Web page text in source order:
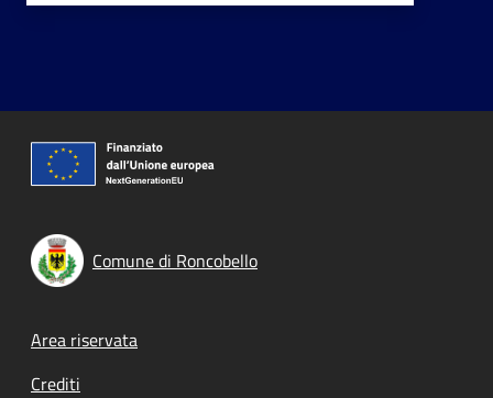
Comune di Roncobello
Footer menu
Area riservata
Crediti